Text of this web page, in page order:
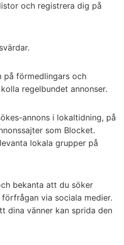
och registrera dig på
på förmedlingars och
regelbundet annonser.
annons i lokaltidning, på
som Blocket.
lokala grupper på
bekanta att du söker
via sociala medier.
dina vänner kan sprida den